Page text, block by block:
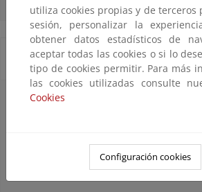
Servicios de transporte
Servicios de transporte regular a Illas
utiliza cookies propias y de terceros
sesión, personalizar la
obtener datos estadísticos de
aceptar todas las cookies o si lo
tipo de cookies permitir. Para más
las cookies utilizadas consulte
Cookies
Configuración cookies